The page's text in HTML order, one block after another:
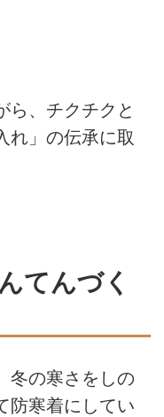
ら、チクチクと
」の伝承に取
てんづく
冬の寒さをしの
防寒着にしてい